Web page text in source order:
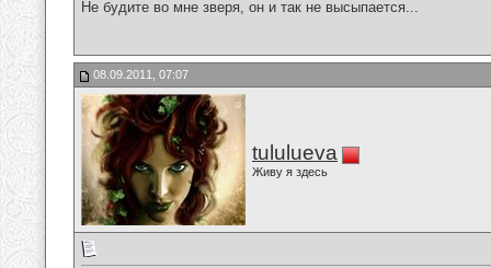
Не будите во мне зверя, он и так не высыпается...
08.09.2011, 07:07
tululueva
Живу я здесь